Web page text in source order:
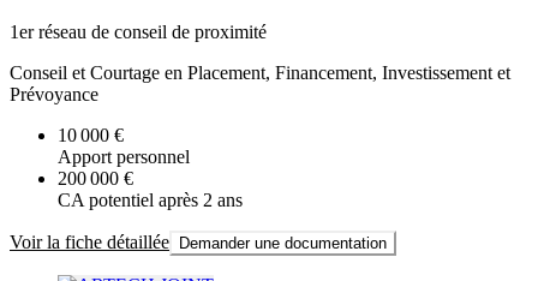
1er réseau de conseil de proximité
Conseil et Courtage en Placement, Financement, Investissement et
Prévoyance
10 000 €
Apport personnel
200 000 €
CA potentiel après 2 ans
Voir la fiche détaillée Demander une documentation